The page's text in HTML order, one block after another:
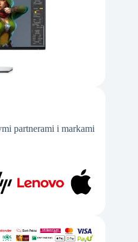
partnerami i markami